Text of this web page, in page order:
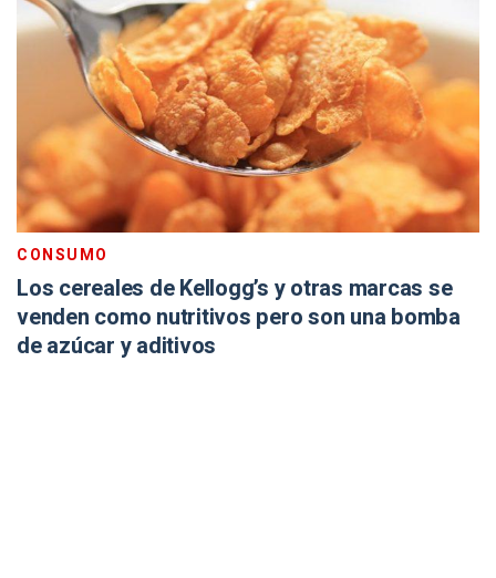
CONSUMO
Los cereales de Kellogg’s y otras marcas se
venden como nutritivos pero son una bomba
de azúcar y aditivos